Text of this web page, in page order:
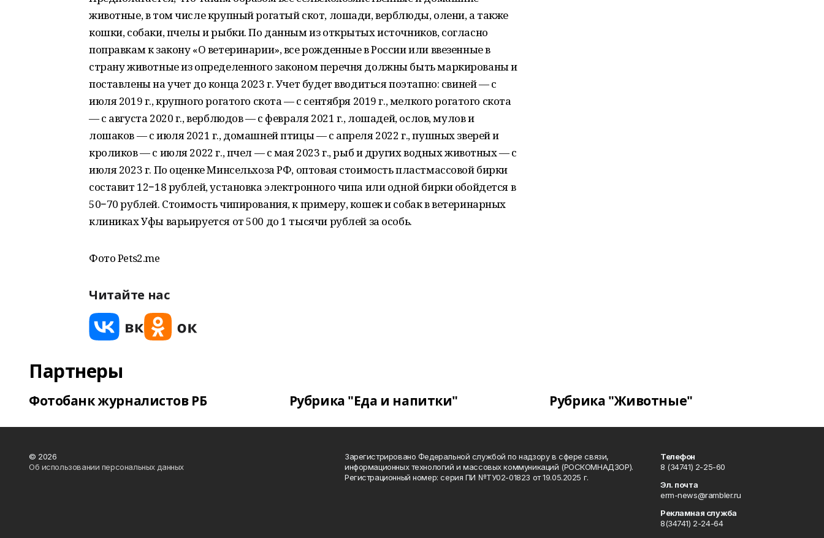
животные, в том числе крупный рогатый скот, лошади, верблюды, олени, а также
кошки, собаки, пчелы и рыбки. По данным из открытых источников, согласно
поправкам к закону «О ветеринарии», все рожденные в России или ввезенные в
страну животные из определенного законом перечня должны быть маркированы и
поставлены на учет до конца 2023 г. Учет будет вводиться поэтапно: свиней — с
июля 2019 г., крупного рогатого скота — с сентября 2019 г., мелкого рогатого скота
— с августа 2020 г., верблюдов — с февраля 2021 г., лошадей, ослов, мулов и
лошаков — с июля 2021 г., домашней птицы — с апреля 2022 г., пушных зверей и
кроликов — с июля 2022 г., пчел — с мая 2023 г., рыб и других водных животных — с
июля 2023 г. По оценке Минсельхоза РФ, оптовая стоимость пластмассовой бирки
составит 12−18 рублей, установка электронного чипа или одной бирки обойдется в
50−70 рублей. Стоимость чипирования, к примеру, кошек и собак в ветеринарных
клиниках Уфы варьируется от 500 до 1 тысячи рублей за особь.
Фото Pets2.me
Читайте нас
Партнеры
Фотобанк журналистов РБ Рубрика "Еда и напитки" Рубрика "Животные"
© 2026
Об использовании персональных данных
Зарегистрировано Федеральной службой по надзору в сфере связи,
информационных технологий и массовых коммуникаций (РОСКОМНАДЗОР).
Регистрационный номер: серия ПИ №ТУ02-01823 от 19.05.2025 г.
Телефон
8 (34741) 2-25-60
Эл. почта
erm-news@rambler.ru
Рекламная служба
8(34741) 2-24-64